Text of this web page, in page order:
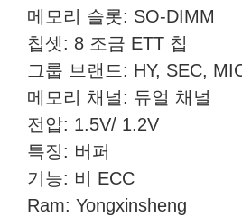
메모리 슬롯: SO-DIMM
칩셋: 8 조금 ETT 칩
그룹 브랜드: HY, SEC,
메모리 채널: 듀얼 채널
전압: 1.5V/ 1.2V
특징: 버퍼
기능: 비 ECC
Ram: Yongxinsheng